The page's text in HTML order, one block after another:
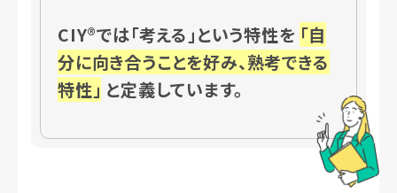
CIY®では「考える」という特性を 「自
分に向き合うことを好み、熟考できる
特性」 と定義しています。